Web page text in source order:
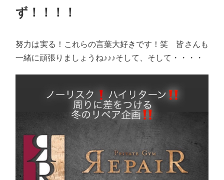
ず！！！！
努力は実る！これらの言葉大好きです！笑 皆さんも
一緒に頑張りましょうね♪♪♪そして、そして・・・・